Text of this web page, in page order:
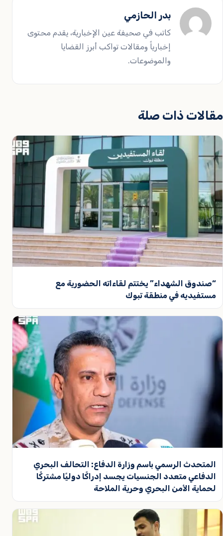
بدر الحازمي
كاتب في صحيفة عين الإخبارية، يقدم محتوى
إخبارياً ومقالات تواكب أبرز القضايا
والموضوعات.
مقالات ذات صلة
“صندوق الشهداء” يختتم لقاءاته الحضورية مع
مستفيديه في منطقة تبوك
المتحدث الرسمي باسم وزارة الدفاع: التحالف البحري
الدفاعي متعدد الجنسيات يجسد إدراكًا دوليًا مشتركًا
لحماية الأمن البحري وحرية الملاحة